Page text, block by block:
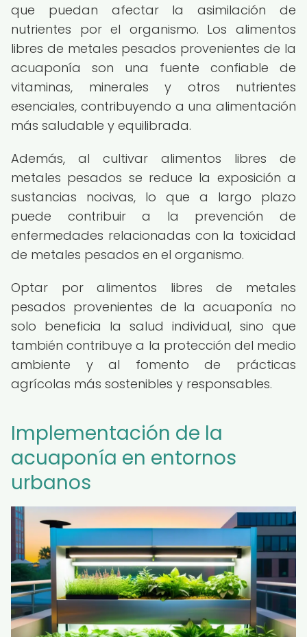
que puedan afectar la asimilación de
nutrientes por el organismo. Los alimentos
libres de metales pesados provenientes de la
acuaponía son una fuente confiable de
vitaminas, minerales y otros nutrientes
esenciales, contribuyendo a una alimentación
más saludable y equilibrada.
Además, al cultivar alimentos libres de
metales pesados se reduce la exposición a
sustancias nocivas, lo que a largo plazo
puede contribuir a la prevención de
enfermedades relacionadas con la toxicidad
de metales pesados en el organismo.
Optar por alimentos libres de metales
pesados provenientes de la acuaponía no
solo beneficia la salud individual, sino que
también contribuye a la protección del medio
ambiente y al fomento de prácticas
agrícolas más sostenibles y responsables.
Implementación de la
acuaponía en entornos
urbanos